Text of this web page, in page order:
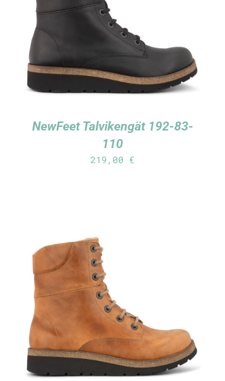
TUTUSTU TUOTTEESEEN
NewFeet Talvikengät 192-83-
110
219,00 €
TUTUSTU TUOTTEESEEN